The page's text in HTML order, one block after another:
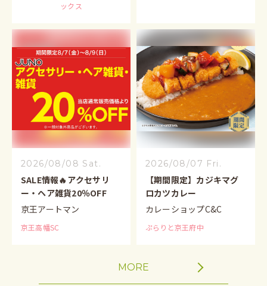
ックス
2026/08/08 Sat.
SALE情報🔥アクセサリ
ー・ヘア雑貨20％OFF
京王アートマン
京王高幡SC
2026/08/07 Fri.
【期間限定】カジキマグ
ロカツカレー
カレーショップC&C
ぷらりと京王府中
MORE